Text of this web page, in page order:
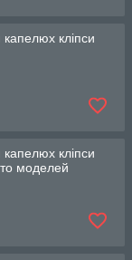
кліпси
кліпси
моделей